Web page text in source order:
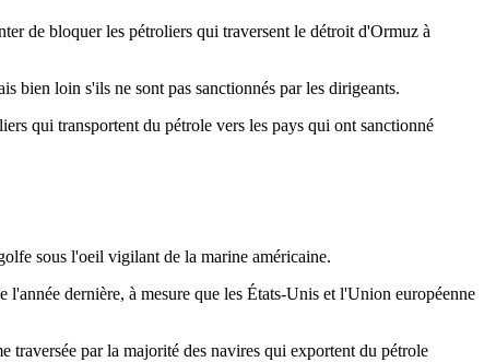
de bloquer les pétroliers qui traversent le détroit d'Ormuz à
bien loin s'ils ne sont pas sanctionnés par les dirigeants.
qui transportent du pétrole vers les pays qui ont sanctionné
sous l'oeil vigilant de la marine américaine.
dernière, à mesure que les États-Unis et l'Union européenne
traversée par la majorité des navires qui exportent du pétrole